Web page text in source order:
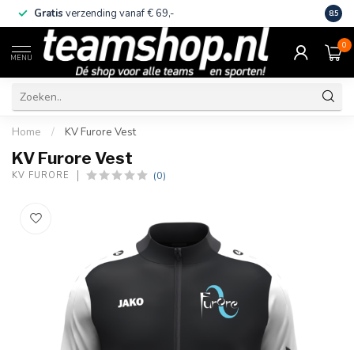
Gratis verzending vanaf € 69,- Eigen
8.5
MENU
0
Home / KV Furore Vest
KV Furore Vest
KV FURORE (0)